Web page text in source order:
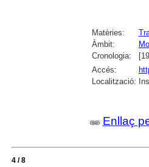
Matèries:
Àmbit:
Cronologia:
Accés:
Localització:
Enllaç
4 / 8